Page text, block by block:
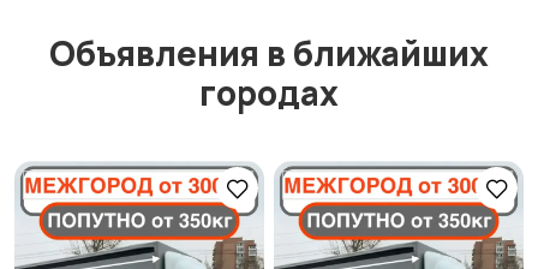
Деловые услуги
Писатели Сценаристы
Объявления в ближайших
городах